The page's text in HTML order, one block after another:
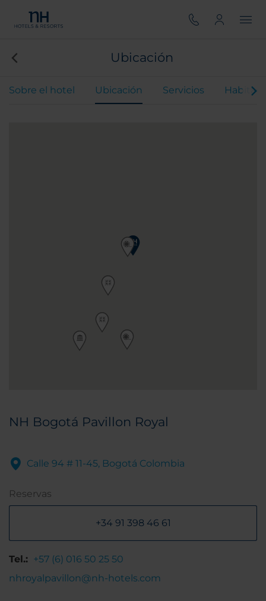
Ubicación
Sobre el hotel Ubicación Servicios
NH Bogotá Pavillon Royal
Calle 94 # 11-45, Bogotá Colombia
Reservas
+34 91 398 46 61
Tel.: +57 (6) 016 50 25 50
nhroyalpavillon@nh-hotels.com